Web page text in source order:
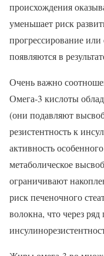
происхождения
уменьшает риск
прогрессирование
появляются в
Очень важно
Омега-3 кислоты
(они подавляют
резистентность к
активность
метаболическое
ограничивают
риск печеночного
волокна, что через